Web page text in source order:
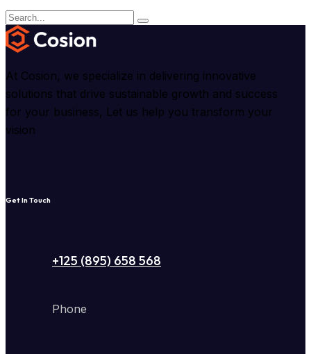
At Cosion, we specialize in delivering innovative
solutions that drive sustainable growth and success
for your business, Let us help you transform your
vision
Get In Touch
+125 (895) 658 568
Phone